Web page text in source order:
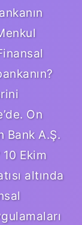
On
Bank A.Ş.
10 Ekim
altında